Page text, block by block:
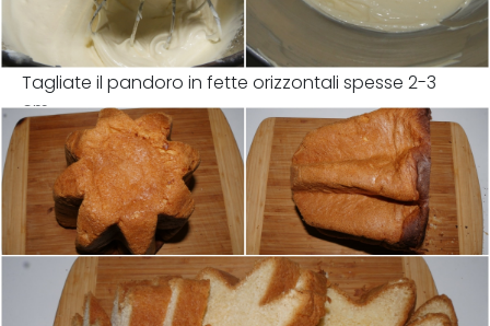
Tagliate il pandoro in fette orizzontali spesse 2-3
cm.